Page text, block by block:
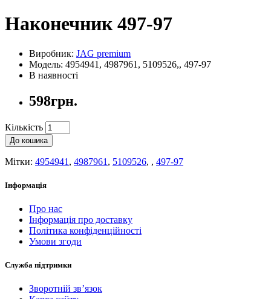
Наконечник 497-97
Виробник: JAG premium
Модель: 4954941, 4987961, 5109526,, 497-97
В наявності
598грн.
Кількість
До кошика
Мітки: 4954941 , 4987961 , 5109526, , 497-97
Інформація
Про нас
Інформація про доставку
Політика конфіденційності
Умови згоди
Служба підтримки
Зворотній зв’язок